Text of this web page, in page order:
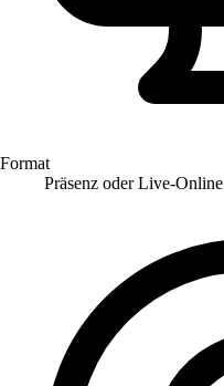
Format
Präsenz oder Live-Online